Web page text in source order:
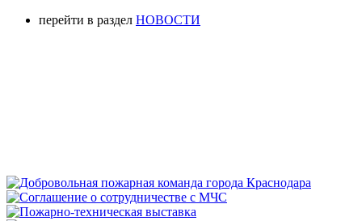
перейти в раздел НОВОСТИ